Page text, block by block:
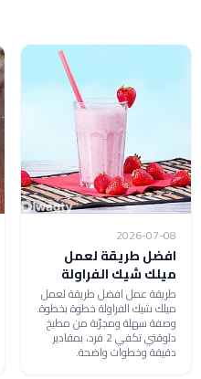
2026-07-08
افضل طريقة لعمل
ميلك شيك الفراولة
طريقة عمل افضل طريقة لعمل
ميلك شيك الفراولة خطوة بخطوة.
وصفة سهلة ومجرّبة من مطبخ
دلوقتي تكفي 2 فرد، بمقادير
دقيقة وخطوات واضحة.